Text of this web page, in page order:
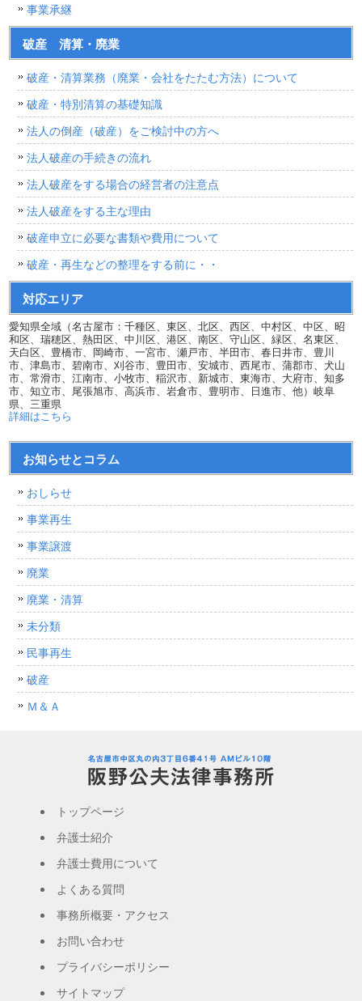
事業承継
破産 清算・廃業
破産・清算業務（廃業・会社をたたむ方法）について
破産・特別清算の基礎知識
法人の倒産（破産）をご検討中の方へ
法人破産の手続きの流れ
法人破産をする場合の経営者の注意点
法人破産をする主な理由
破産申立に必要な書類や費用について
破産・再生などの整理をする前に・・
対応エリア
愛知県全域（名古屋市：千種区、東区、北区、西区、中村区、中区、昭
和区、瑞穂区、熱田区、中川区、港区、南区、守山区、緑区、名東区、
天白区、豊橋市、岡崎市、一宮市、瀬戸市、半田市、春日井市、豊川
市、津島市、碧南市、刈谷市、豊田市、安城市、西尾市、蒲郡市、犬山
市、常滑市、江南市、小牧市、稲沢市、新城市、東海市、大府市、知多
市、知立市、尾張旭市、高浜市、岩倉市、豊明市、日進市、他）岐阜
県、三重県
詳細はこちら
お知らせとコラム
おしらせ
事業再生
事業譲渡
廃業
廃業・清算
未分類
民事再生
破産
Ｍ＆Ａ
トップページ
弁護士紹介
弁護士費用について
よくある質問
事務所概要・アクセス
お問い合わせ
プライバシーポリシー
サイトマップ